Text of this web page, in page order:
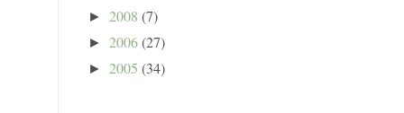
► 2008 (7)
► 2006(27)
► 2005 (34)